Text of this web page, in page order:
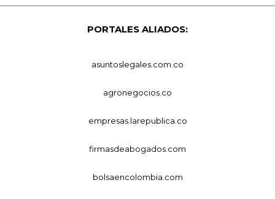
PORTALES ALIADOS:
asuntoslegales.com.co
agronegocios.co
empresas.larepublica.co
firmasdeabogados.com
bolsaencolombia.com